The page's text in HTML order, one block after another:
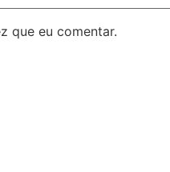
que eu comentar.